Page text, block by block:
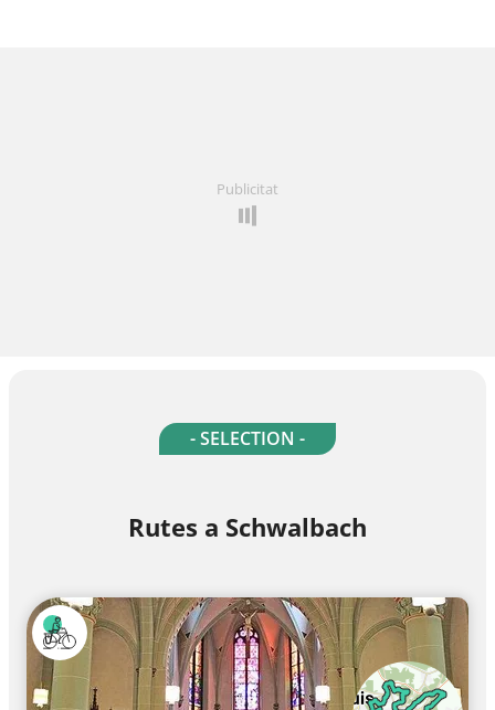
Publicitat
- SELECTION -
Rutes a Schwalbach